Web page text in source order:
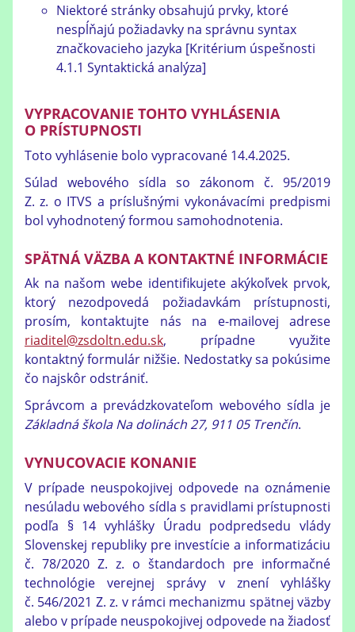
Niektoré stránky obsahujú prvky, ktoré
nespĺňajú požiadavky na správnu syntax
značkovacieho jazyka [Kritérium úspešnosti
4.1.1 Syntaktická analýza]
VYPRACOVANIE TOHTO VYHLÁSENIA
O PRÍSTUPNOSTI
Toto vyhlásenie bolo vypracované 14.4.2025.
Súlad webového sídla so zákonom č. 95/2019
Z. z. o ITVS a príslušnými vykonávacími predpismi
bol vyhodnotený formou samohodnotenia.
SPÄTNÁ VÄZBA A KONTAKTNÉ INFORMÁCIE
Ak na našom webe identifikujete akýkoľvek prvok,
ktorý nezodpovedá požiadavkám prístupnosti,
prosím, kontaktujte nás na e-mailovej adrese
riaditel@zsdoltn.edu.sk, prípadne využite
kontaktný formulár nižšie. Nedostatky sa pokúsime
čo najskôr odstrániť.
Správcom a prevádzkovateľom webového sídla je
Základná škola Na dolinách 27, 911 05 Trenčín.
VYNUCOVACIE KONANIE
V prípade neuspokojivej odpovede na oznámenie
nesúladu webového sídla s pravidlami prístupnosti
podľa § 14 vyhlášky Úradu podpredsedu vlády
Slovenskej republiky pre investície a informatizáciu
č. 78/2020 Z. z. o štandardoch pre informačné
technológie verejnej správy v znení vyhlášky
č. 546/2021 Z. z. v rámci mechanizmu spätnej väzby
alebo v prípade neuspokojivej odpovede na žiadosť